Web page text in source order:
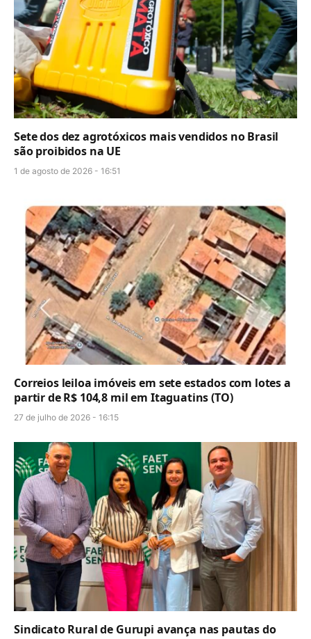
Sete dos dez agrotóxicos mais vendidos no Brasil
são proibidos na UE
1 de agosto de 2026 - 16:51
Correios leiloa imóveis em sete estados com lotes a
partir de R$ 104,8 mil em Itaguatins (TO)
27 de julho de 2026 - 16:15
Sindicato Rural de Gurupi avança nas pautas do